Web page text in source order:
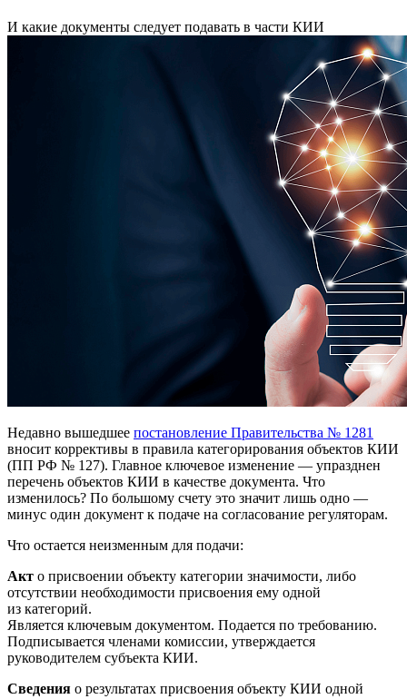
И какие документы следует подавать в части КИИ
Недавно вышедшее постановление Правительства № 1281
вносит коррективы в правила категорирования объектов КИИ
(ПП РФ № 127). Главное ключевое изменение — упразднен
перечень объектов КИИ в качестве документа. Что
изменилось? По большому счету это значит лишь одно —
минус один документ к подаче на согласование регуляторам.
Что остается неизменным для подачи:
Акт о присвоении объекту категории значимости, либо
отсутствии необходимости присвоения ему одной
из категорий.
Является ключевым документом. Подается по требованию.
Подписывается членами комиссии, утверждается
руководителем субъекта КИИ.
Сведения о результатах присвоения объекту КИИ одной